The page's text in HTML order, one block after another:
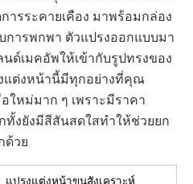
ารระคายเคือง มาพร้อมกล่อง
การพกพา ตัวแปรงออกแบบมา
ด์เมคอัพให้เข้ากับรูปทรงของ
แต่งหน้านี้มีทุกอย่างที่คุณ
ใหม่มาก ๆ เพราะมีราคา
ทั้งยังมีสีสันสดใสทำให้ช่วยยก
ด้วย
แปรงแต่งหน้าขนสังเคราะห์